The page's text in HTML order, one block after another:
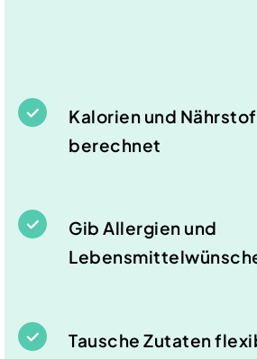
Kalorien und
berechnet
Gib Allergien und
Tausche Zutaten